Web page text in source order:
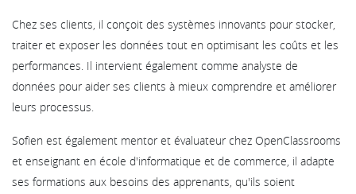
Chez ses clients, il conçoit des systèmes innovants pour stocker,
traiter et exposer les données tout en optimisant les coûts et les
performances. Il intervient également comme analyste de
données pour aider ses clients à mieux comprendre et améliorer
leurs processus.
Sofien est également mentor et évaluateur chez OpenClassrooms
et enseignant en école d'informatique et de commerce, il adapte
ses formations aux besoins des apprenants, qu'ils soient